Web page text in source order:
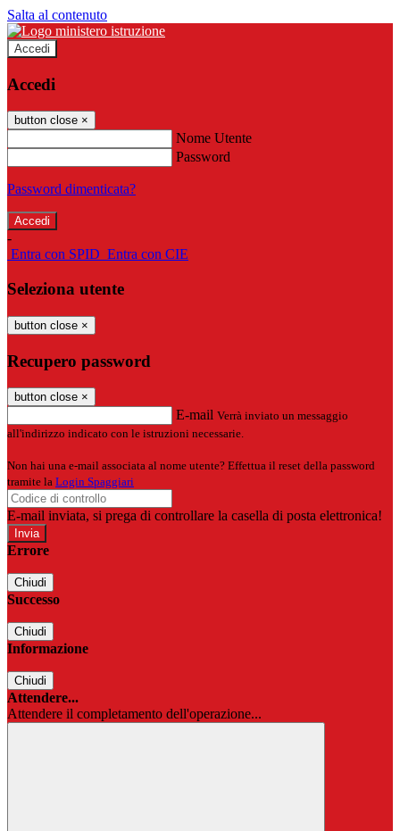
Salta al contenuto
Accedi
Accedi
button close ×
Nome Utente
Password
Password dimenticata?
-
Entra con SPID Entra con CIE
Seleziona utente
button close ×
Recupero password
button close ×
E-mail Verrà inviato un messaggio
all'indirizzo indicato con le istruzioni necessarie.
Non hai una e-mail associata al nome utente? Effettua il reset della password
tramite la Login Spaggiari
E-mail inviata, si prega di controllare la casella di posta elettronica!
Errore
Chiudi
Successo
Chiudi
Informazione
Chiudi
Attendere...
Attendere il completamento dell'operazione...